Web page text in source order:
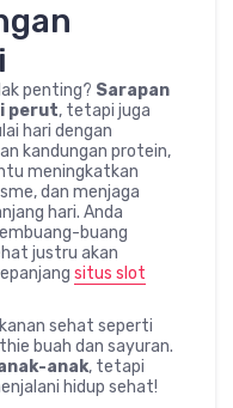
penting? Sarapan
perut, tetapi juga
hari dengan
kandungan protein,
meningkatkan
dan menjaga
hari. Anda
buang
justru akan
situs slot
sehat seperti
buah dan sayuran.
anak, tetapi
hidup sehat!